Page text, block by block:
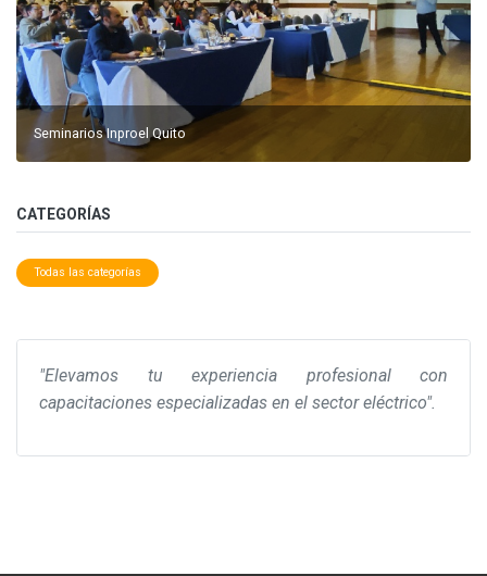
Seminarios Inproel Quito
CATEGORÍAS
Todas las categorías
"Elevamos tu experiencia profesional con
capacitaciones especializadas en el sector eléctrico".